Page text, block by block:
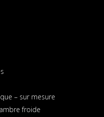
– sur mesure
froide